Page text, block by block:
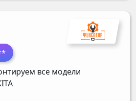
все модели